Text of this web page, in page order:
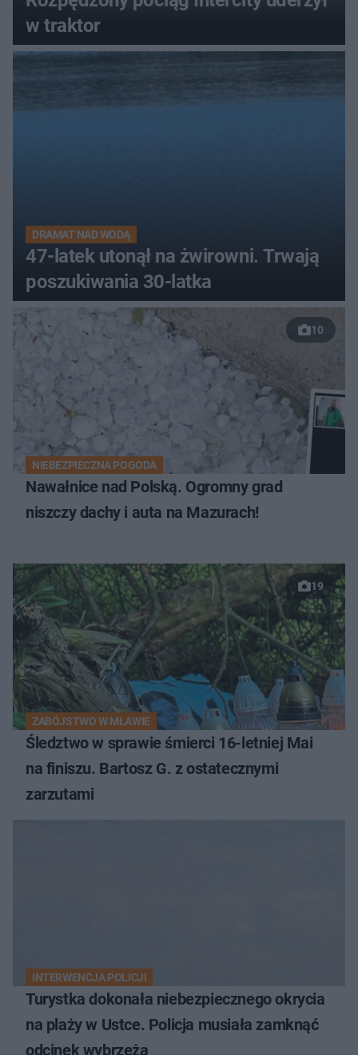
w traktor
DRAMAT NAD WODĄ
47-latek utonął na żwirowni. Trwają
poszukiwania 30-latka
10
NIEBEZPIECZNA POGODA
Nawałnice nad Polską. Ogromny grad
niszczy dachy i auta na Mazurach!
19
ZABÓJSTWO W MŁAWIE
Śledztwo w sprawie śmierci 16-letniej Mai
na finiszu. Bartosz G. z ostatecznymi
zarzutami
INTERWENCJA POLICJI
Turystka dokonała niebezpiecznego okrycia
na plaży w Ustce. Policja musiała zamknąć
odcinek wybrzeża